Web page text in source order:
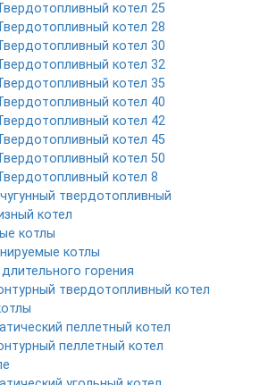
котел 25
котел 28
котел 30
котел 32
котел 35
котел 40
котел 42
котел 45
котел 50
котел 8
твердотопливный
котел
котлы
котлы
горения
твердотопливный котел
пеллетный котел
пеллетный котел